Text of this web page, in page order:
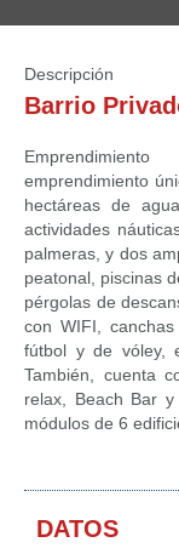
Descripción
Barrio
emprendimiento
hectáreas de
actividades
palmeras, y dos
peatonal, piscinas
pérgolas de
con WIFI,
fútbol y de vóley,
También, cuenta
relax, Beach Bar
módulos de 6
DATOS